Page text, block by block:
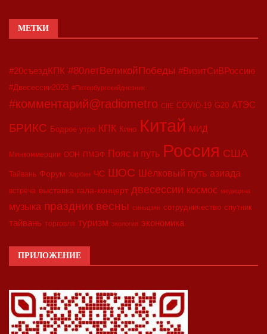
МЕТКИ
#20съездКПК #80летВеликойПобеды #ВизитСиВРоссию
#Двесессии2023 #Петербургскийдневник
#комментарий@radiometro CIIE COVID-19 G20 АТЭС
БРИКС Бодрое утро КПК Кино Китай МИД
Минкоммерции ООН ПМЭФ Пояс и путь Россия США
Тайвань Форум Харбин ЧС ШОС Шёлковый путь азиада
встреча выставка гала-концерт двесессии космос медицина
музыка праздник весны синьцзян сотрудничество спутник
тайвань торговля туризм экология экономика
ПРИЛОЖЕНИЕ